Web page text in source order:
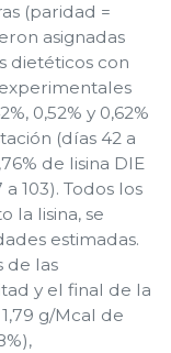
(paridad =
asignadas
dietéticos con
0,52% y 0,62%
(días 42 a
de lisina DIE
103). Todos los
la lisina, se
estimadas.
de las
y el final de la
1,79 g/Mcal de